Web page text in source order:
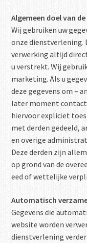
Algemeen doel van
Wij gebruiken uw
onze dienstverlening.
verwerking altijd
u verstrekt. Wij
marketing. Als u
deze gegevens om –
later moment contact
hiervoor expliciet
met derden gedeeld,
en overige
Deze derden zijn
op grond van de
eed of wettelijke
Automatisch
Gegevens die
website worden
dienstverlening